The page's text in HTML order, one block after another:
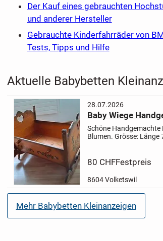
Der Kauf eines gebrauchten
und anderer Hersteller
Gebrauchte Kinderfahrräder von
Tests, Tipps und Hilfe
Aktuelle Babybetten
28.07.2026
Baby Wiege
Schöne Handgemachte
Blumen. Grösse:
80 CHFFestpreis
8604 Volketswil
Mehr Babybetten Kleinanzeigen